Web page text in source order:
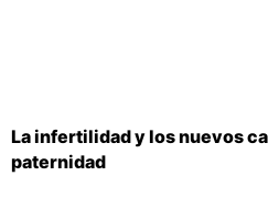
La infertilidad y los nuevos
paternidad